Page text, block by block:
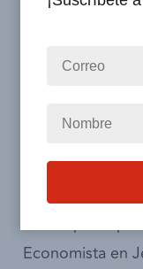
“Panel:
Con la
Economista en